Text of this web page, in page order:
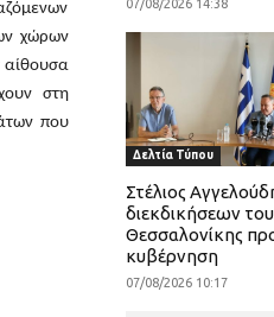
χώρων
αίθουσα
στη
που
07/08/2026 14:38
Δελτία Τύπου
Στέλιος
διεκδικήσεων
Θεσσαλονίκης
κυβέρνηση
07/08/2026 10:17